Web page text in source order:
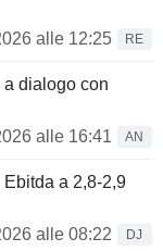
alle 12:25
RE
dialogo con
alle 16:41
AN
a 2,8-2,9
alle 08:22
DJ